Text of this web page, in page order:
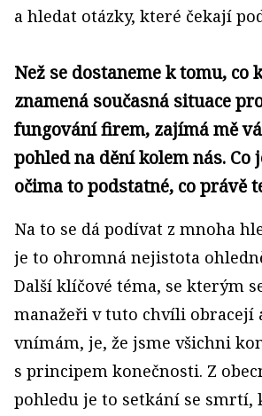
a hledat otázky, které čekají
Než se dostaneme k tomu, co
znamená současná situace
fungování firem, zajímá mě
pohled na dění kolem nás. Co
očima to podstatné, co právě
Na to se dá podívat z mnoha
je to ohromná nejistota
Další klíčové téma, se kterým
manažeři v tuto chvíli obracejí
vnímám, je, že jsme všichni
s principem konečnosti. Z
pohledu je to setkání se smrtí,